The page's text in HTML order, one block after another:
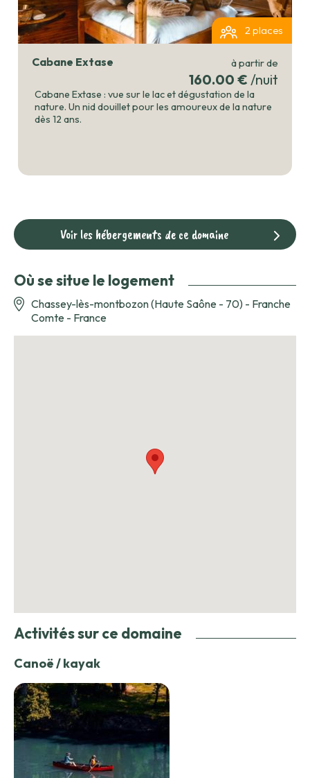
2 places
Cabane Extase à partir de
160.00 € /nuit
Cabane Extase : vue sur le lac et dégustation de la
nature. Un nid douillet pour les amoureux de la nature
dès 12 ans.
Voir les hébergements de ce domaine
Où se situe le logement
Chassey-lès-montbozon (Haute Saône - 70) - Franche
Comte - France
Activités sur ce domaine
Canoë / kayak